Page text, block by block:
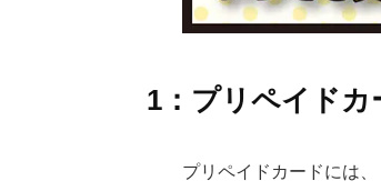
1：プリペイド
プリペイドカードには